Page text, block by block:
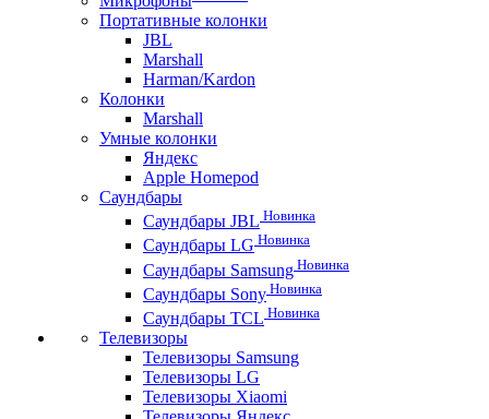
Портативные колонки
JBL
Marshall
Harman/Kardon
Колонки
Marshall
Умные колонки
Яндекс
Apple Homepod
Саундбары
Саундбары JBL Новинка
Саундбары LG Новинка
Саундбары Samsung Новинка
Саундбары Sony Новинка
Саундбары TCL Новинка
Телевизоры
Телевизоры Samsung
Телевизоры LG
Телевизоры Xiaomi